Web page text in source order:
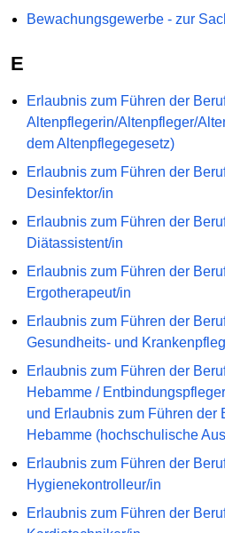
Bewachungsgewerbe - zur
E
Erlaubnis zum Führen der
Altenpflegerin/Altenpfleger/
dem Altenpflegegesetz)
Erlaubnis zum Führen der
Desinfektor/in
Erlaubnis zum Führen der
Diätassistent/in
Erlaubnis zum Führen der
Ergotherapeut/in
Erlaubnis zum Führen der
Gesundheits- und
Erlaubnis zum Führen der
Hebamme /
und Erlaubnis zum Führen der
Hebamme (hochschulische
Erlaubnis zum Führen der
Hygienekontrolleur/in
Erlaubnis zum Führen der